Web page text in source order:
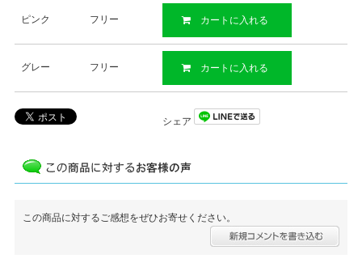
ピンク フリー カートに入れる
グレー フリー カートに入れる
シェア
この商品に対するご感想をぜひお寄せください。